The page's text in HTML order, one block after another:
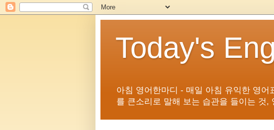
Today's
아침 영어한마디 - 매일 아침 유익한 영
를 큰소리로 말해 보는 습관을 들이는 것,